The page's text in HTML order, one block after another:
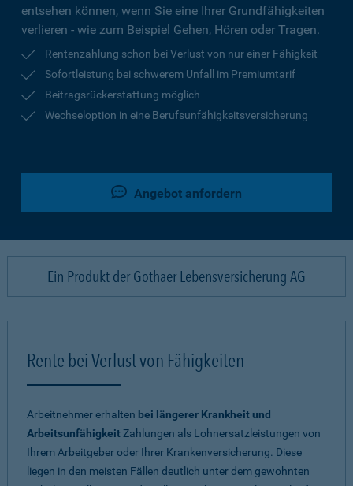
entsehen können, wenn Sie eine Ihrer Grundfähigkeiten
verlieren - wie zum Beispiel Gehen, Hören oder Tragen.
Rentenzahlung schon bei Verlust von nur einer Fähigkeit
Sofortleistung bei schwerem Unfall im Premiumtarif
Beitragsrückerstattung möglich
Wechseloption in eine Berufsunfähigkeitsversicherung
Angebot anfordern
Ein Produkt der Gothaer Lebensversicherung AG
Rente bei Verlust von Fähigkeiten
Arbeitnehmer erhalten bei längerer Krankheit und
ArbeitsunfähigkeitZahlungen als Lohnersatzleistungen von
Ihrem Arbeitgeber oder Ihrer Krankenversicherung. Diese
liegen in den meisten Fällen deutlich unter dem gewohnten